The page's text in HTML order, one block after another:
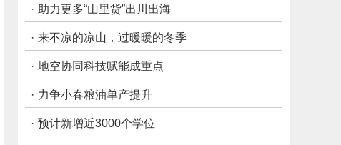
第11版：思想周刊
第12版：思想周刊
· 助力更多“山里货”出川出海
· 来不凉的凉山，过暖暖的冬季
· 地空协同科技赋能成重点
· 力争小春粮油单产提升
· 预计新增近3000个学位